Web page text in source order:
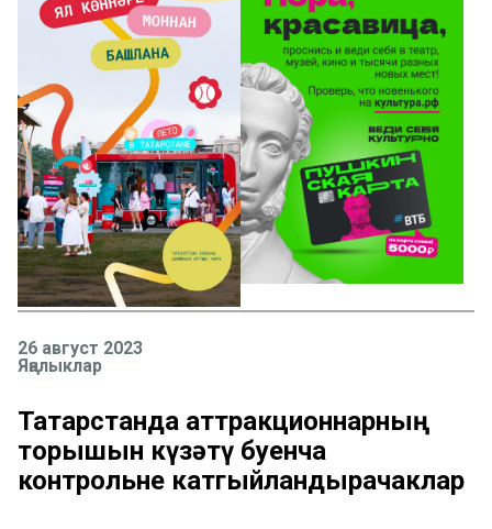
26 август 2023
Яңалыклар
Татарстанда аттракционнарның
торышын күзәтү буенча
контрольне катгыйландырачаклар